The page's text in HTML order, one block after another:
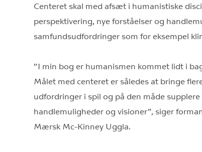
Centeret skal med afsæt i humanistiske
perspektivering, nye forståelser og
samfundsudfordringer som for eksempel
”I min bog er humanismen kommet lidt i
Målet med centeret er således at bringe
udfordringer i spil og på den måde
handlemuligheder og visioner”, siger
Mærsk Mc-Kinney Uggla.